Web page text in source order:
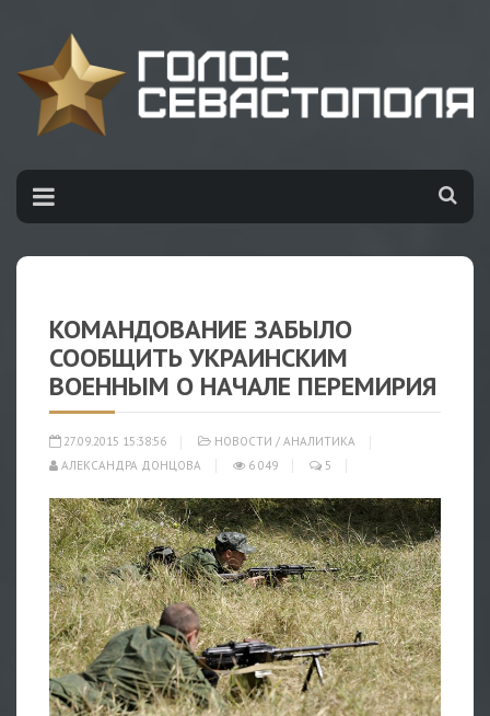
КОМАНДОВАНИЕ ЗАБЫЛО
СООБЩИТЬ УКРАИНСКИМ
ВОЕННЫМ О НАЧАЛЕ ПЕРЕМИРИЯ
27.09.2015 15:38:56 НОВОСТИ / АНАЛИТИКА
АЛЕКСАНДРА ДОНЦОВА
6 049 5